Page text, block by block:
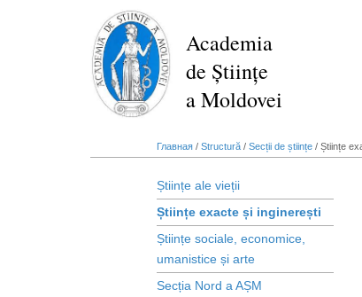
Academia
de Științe
a Moldovei
Главная / Structură / Secții de științe / Științe
Științe ale vieții
Științe exacte și inginerești
Științe sociale, economice,
umanistice și arte
Secția Nord a AȘM